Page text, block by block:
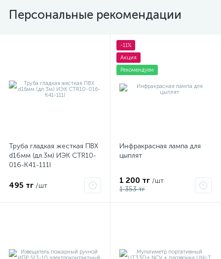
Персональные рекомендации
Труба гладкая жесткая ПВХ
d16мм (дл.3м) ИЭК CTR10-
016-K41-111I
495 тг /шт
-11%
Акция
Рекомендуем
Инфракрасная лампа для
цыплят
1 200 тг /шт
1 353 тг